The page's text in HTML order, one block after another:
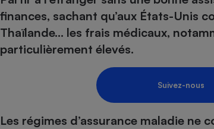
finances, sachant qu’aux États-Unis
Thaïlande… les frais médicaux,
particulièrement élevés.
Suivez-nous
Les régimes d’assurance maladie ne
Nutrition
Produit
Epargne -
Assurance
Contrôle
Pièce
Moto
Maison
Choisir son fioul
Comparateur assurance emprunteur
Energie Moins Chère Ensemble
nous ?